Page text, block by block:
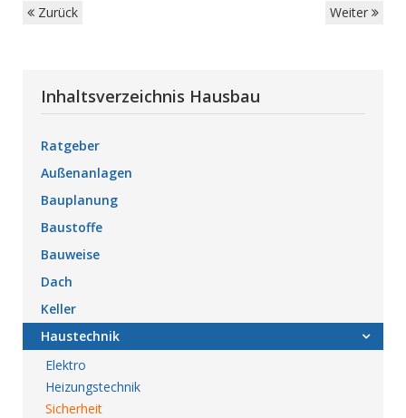
Zurück Weiter
Inhaltsverzeichnis Hausbau
Ratgeber
Außenanlagen
Bauplanung
Baustoffe
Bauweise
Dach
Keller
Haustechnik
Elektro
Heizungstechnik
Sicherheit